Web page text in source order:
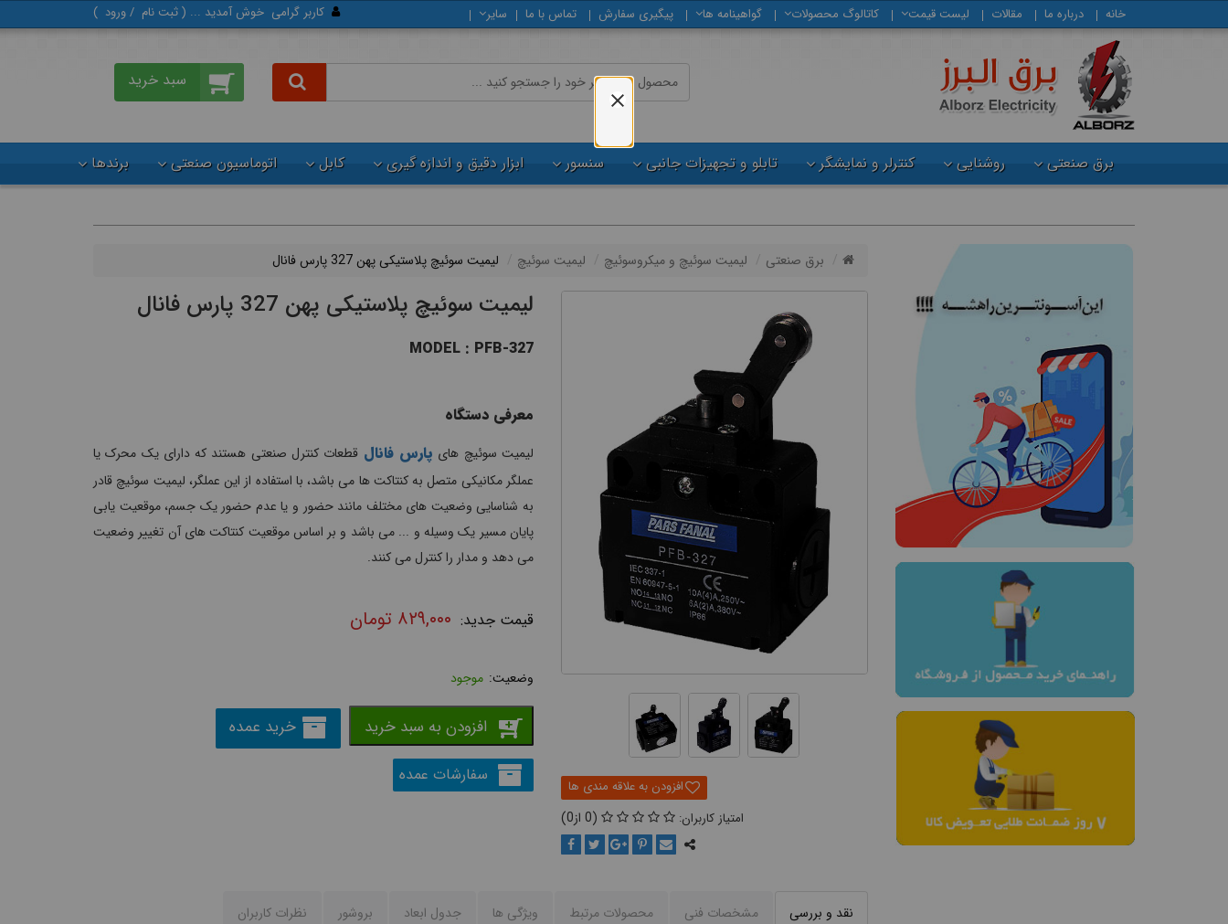
خانه درباره ما مقالات لیست قیمت كاتالوگ محصولات گواهینامه ها پیگیری سفارش تماس با ما سایر کاربر گرامی خوش آمدید ... (ثبت‌ نام /ورود )
برق صنعتی روشنایی کنترلر و نمایشگر تابلو و تجهیزات جانبی سنسور ابزار دقیق و اندازه گیری کابل اتوماسیون صنعتی برندها
برق صنعتی لیمیت سوئیچ و میکروسوئیچ لیمیت سوئیچ لیمیت سوئیچ پلاستیکی پهن 327 پارس فانال
0
0
لیمیت سوئیچ پلاستیکی پهن 327 پارس فانال
MODEL : PFB-327
معرفی دستگاه
لیمیت سوئیچ های پارس فانال قطعات کنترل صنعتی هستند که دارای یک محرک یا
عملگر مکانیکی متصل به کنتاکت ها می باشد، با استفاده از این عملگر، لیمیت سوئیچ قادر
به شناسایی وضعیت های مختلف مانند حضور و یا عدم حضور یک جسم، موقعیت یابی
پایان مسیر یک وسیله و ... می باشد و بر اساس موقعیت کنتاکت های آن تغییر وضعیت
می دهد و مدار را کنترل می کنند.
۸۲۹,۰۰۰ تومان
موجود
افزودن به سبد خرید خرید عمده
سفارشات عمده
نقد و بررسی مشخصات فنی محصولات مرتبط ویژگی ها جدول ابعاد بروشور نظرات کاربران